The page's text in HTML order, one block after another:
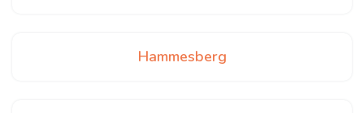
Hammesberg